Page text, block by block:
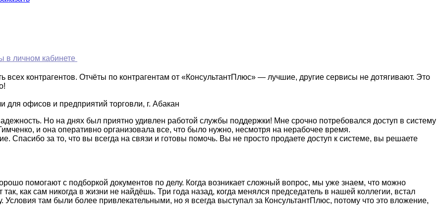
в личном кабинете
контрагентов. Отчёты по контрагентам от «КонсультантПлюс» — лучшие, другие сервисы не дотягивают. Это
офисов и предприятий торговли, г. Абакан
Но на днях был приятно удивлен работой службы поддержки! Мне срочно потребовался доступ в систему
и она оперативно организовала все, что было нужно, несмотря на нерабочее время.
Спасибо за то, что вы всегда на связи и готовы помочь. Вы не просто продаете доступ к системе, вы решаете
помогают с подборкой документов по делу. Когда возникает сложный вопрос, мы уже знаем, что можно
как сам никогда в жизни не найдёшь. Три года назад, когда менялся председатель в нашей коллегии, встал
там были более привлекательными, но я всегда выступал за КонсультантПлюс, потому что это вложение,